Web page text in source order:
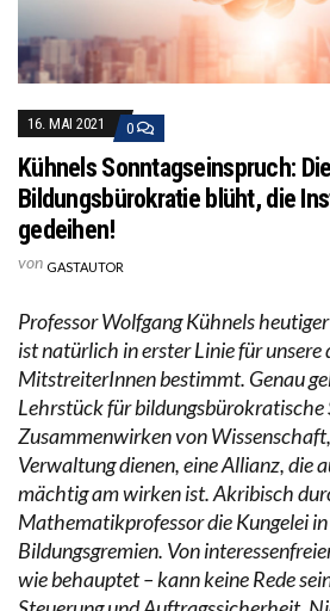
16. MAI 2021 0
Kühnels Sonntagseinspruch: Die
Bildungsbürokratie blüht, die
gedeihen!
von GASTAUTOR
Professor Wolfgang Kühnels
ist natürlich in erster Linie für unsere
MitstreiterInnen bestimmt. Genau
Lehrstück für bildungsbürokratische
Zusammenwirken von
Verwaltung dienen, eine Allianz, die
mächtig am wirken ist. Akribisch
Mathematikprofessor die Kungelei
Bildungsgremien. Von
wie behauptet – kann keine Rede